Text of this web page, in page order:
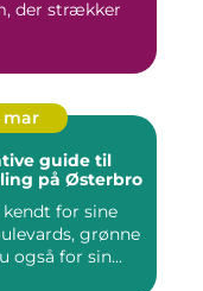
der strækker
mar
guide til
på Østerbro
for sine
grønne
også for sin...